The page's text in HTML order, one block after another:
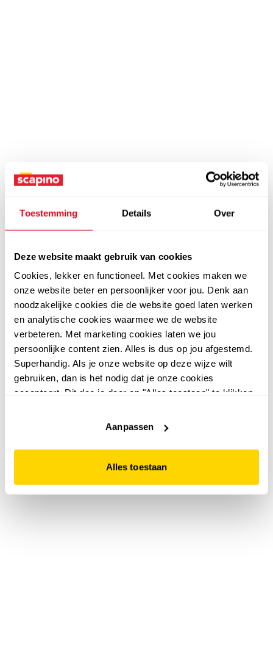
Toestemming Details Over
Deze website maakt gebruik van cookies
Cookies, lekker en functioneel. Met cookies maken we
onze website beter en persoonlijker voor jou. Denk aan
noodzakelijke cookies die de website goed laten werken
en analytische cookies waarmee we de website
verbeteren. Met marketing cookies laten we jou
persoonlijke content zien. Alles is dus op jou afgestemd.
Superhandig. Als je onze website op deze wijze wilt
gebruiken, dan is het nodig dat je onze cookies
accepteert. Dit doe je door op "Alles toestaan" te klikken.
website niet optimaal functioneert.
Aanpassen
Alles toestaan